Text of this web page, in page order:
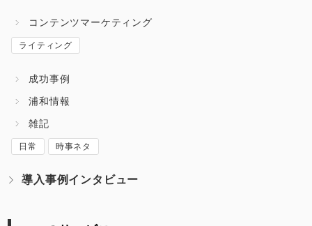
コンテンツマーケティング
ライティング
成功事例
浦和情報
雑記
日常 時事ネタ
導入事例インタビュー